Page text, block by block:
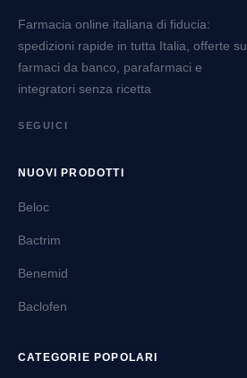
Farmacia online italiana di fiducia:
spedizioni rapide in tutta Italia, offerte su
farmaci da banco, parafarmaci e
integratori senza ricetta
SEGUICI
NUOVI PRODOTTI
Beloc
Bactrim
Benemid
Baclofen
CATEGORIE POPOLARI